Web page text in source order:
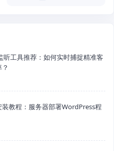
听工具推荐：如何实时捕捉精准客
教程：服务器部署WordPress程